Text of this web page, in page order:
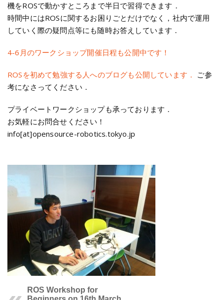
機をROSで動かすところまで半日で習得できます．
時間中にはROSに関するお困りごとだけでなく，社内で運用
していく際の疑問点等にも随時お答えしています．
4-6月のワークショップ開催日程も公開中です！
ROSを初めて勉強する人へのブログも公開しています． ご参
考になさってください．
プライベートワークショップも承っております．
お気軽にお問合せください！
info[at]opensource-robotics.tokyo.jp
ROS Workshop for